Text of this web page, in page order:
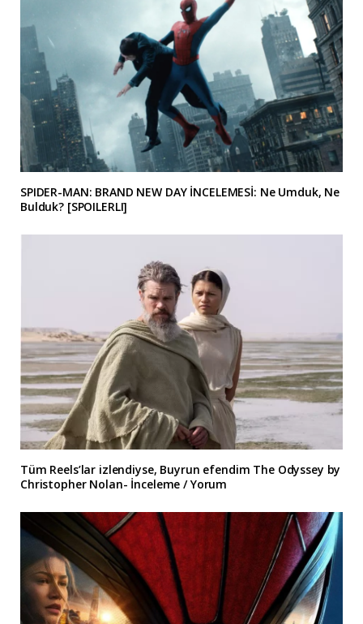
SPIDER-MAN: BRAND NEW DAY İNCELEMESİ: Ne Umduk, Ne
Bulduk? [SPOILERLI]
Tüm Reels’lar izlendiyse, Buyrun efendim The Odyssey by
Christopher Nolan- İnceleme / Yorum